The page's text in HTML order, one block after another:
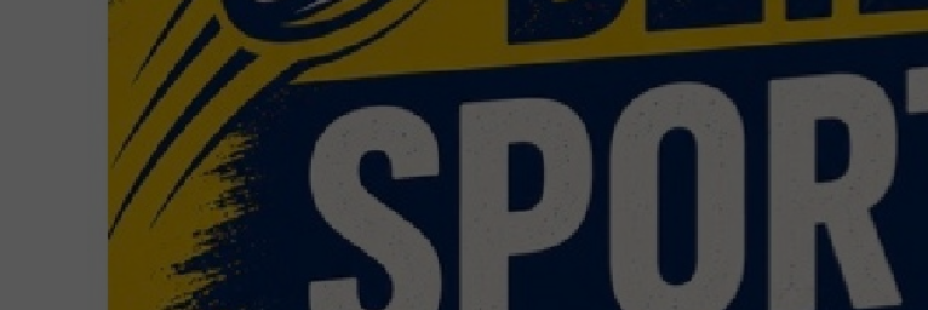
LISTA PODRĘCZNIKÓW DO 2 KLASY LICEUM 2026/2027
LISTA PODRĘCZNIKÓW DO 3 KLASY LICEUM 2026/2027
LISTA PODRĘCZNIKÓW DO 4 KLASY LICEUM 2026/2027
STANDARDY OCHRONY MAŁOLETNICH
PSYCHOLOG
PEDAGOG SPECJALNY/ LOGOPEDA
BIBLIOTEKA
STANDARDY OCHRONY MAŁOLETNICH
KALENDARZ UROCZYSTOŚCI
INFORMACJE DODATKOWE
OPŁATY
STOŁÓWKA-PRZEDSZKOLE
STANDARDY OCHRONY
STOŁÓWKA
GADZI ZAKĄTEK